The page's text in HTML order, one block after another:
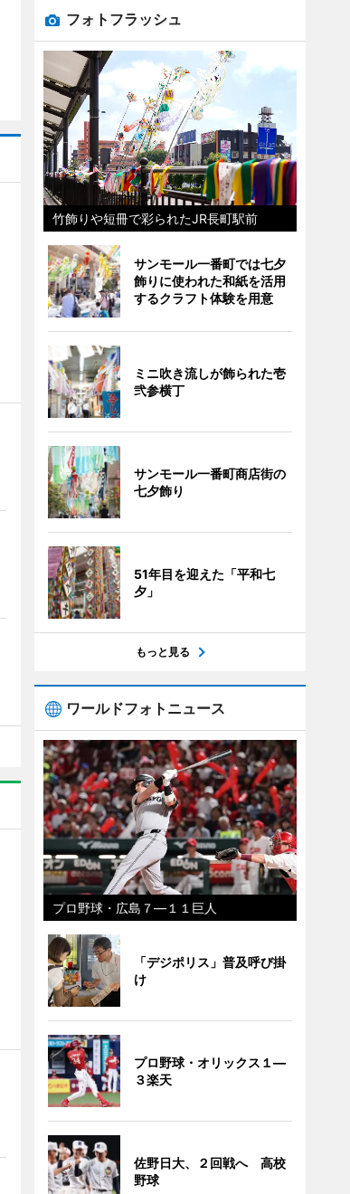
フォトフラッシュ
竹飾りや短冊で彩られたJR長町駅前
サンモール一番町では七夕
飾りに使われた和紙を活用
するクラフト体験を用意
ミニ吹き流しが飾られた壱
弐参横丁
サンモール一番町商店街の
七夕飾り
51年目を迎えた「平和七
夕」
もっと見る
ワールドフォトニュース
プロ野球・広島７―１１巨人
「デジポリス」普及呼び掛
け
プロ野球・オリックス１―
３楽天
佐野日大、２回戦へ 高校
野球